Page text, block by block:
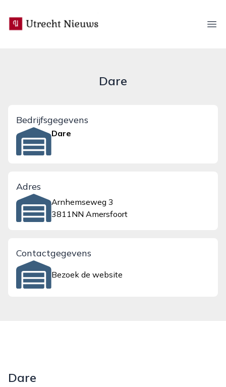
utrecht-nieuws.nl
Dare
Bedrijfsgegevens
Dare
Adres
Arnhemseweg 3
3811NN Amersfoort
Contactgegevens
Bezoek de website
Dare